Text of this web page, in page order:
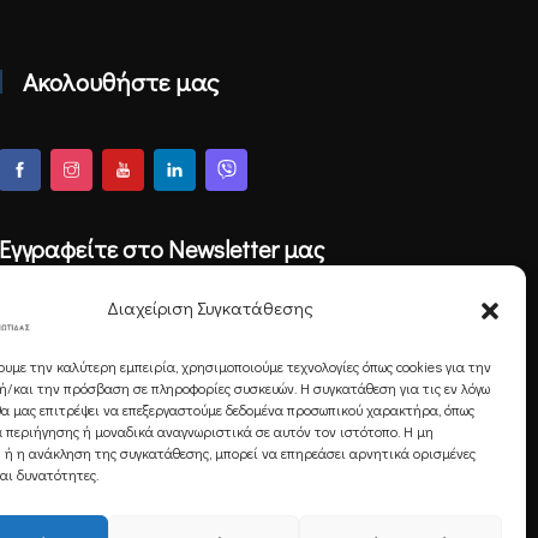
Διαχείριση Συγκατάθεσης
την καλύτερη εμπειρία, χρησιμοποιούμε τεχνολογίες όπως cookies για την
και την πρόσβαση σε πληροφορίες συσκευών. Η συγκατάθεση για τις εν λόγω
μας επιτρέψει να επεξεργαστούμε δεδομένα προσωπικού χαρακτήρα, όπως
ή μοναδικά αναγνωριστικά σε αυτόν τον ιστότοπο. Η μη
η ανάκληση της συγκατάθεσης, μπορεί να επηρεάσει αρνητικά ορισμένες
δυνατότητες.
Ακολουθήστε μας
Εγγραφείτε στο Newsletter μας
Εγγραφή